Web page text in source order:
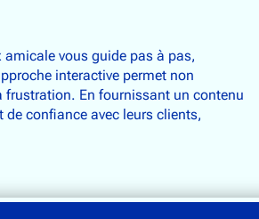
vous guide pas à pas,
interactive permet non
frustration. En fournissant un contenu
confiance avec leurs clients,